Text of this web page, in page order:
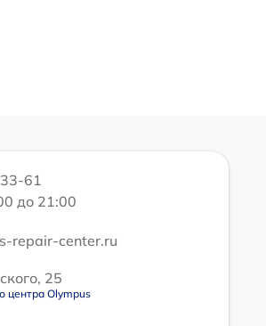
61
до 21:00
repair-center.ru
25
центра Olympus